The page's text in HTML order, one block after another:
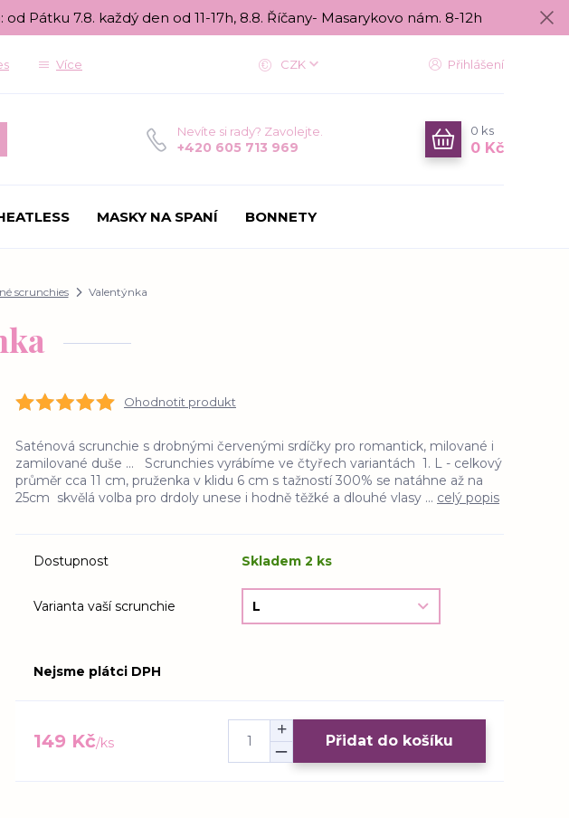
Pátku 7.8. každý den od 11-17h, 8.8. Říčany- Masarykovo nám. 8-12h
Více CZK Přihlášení
Nevíte si rady? Zavolejte.
+420 605 713 969
0 ks
0 Kč
MASKY NA SPANÍ BONNETY
scrunchies Valentýnka
Ohodnotit produkt
Saténová scrunchie s drobnými červenými srdíčky pro romantick, milované i
zamilované duše ... Scrunchies vyrábíme ve čtyřech variantách 1. L - celkový
průměr cca 11 cm, pruženka v klidu 6 cm s tažností 300% se natáhne až na
25cm skvělá volba pro drdoly unese i hodně těžké a dlouhé vlasy ... celý popis
Dostupnost Skladem 2 ks
Varianta vaší scrunchie
Nejsme plátci DPH
149 Kč/ks Přidat do košíku